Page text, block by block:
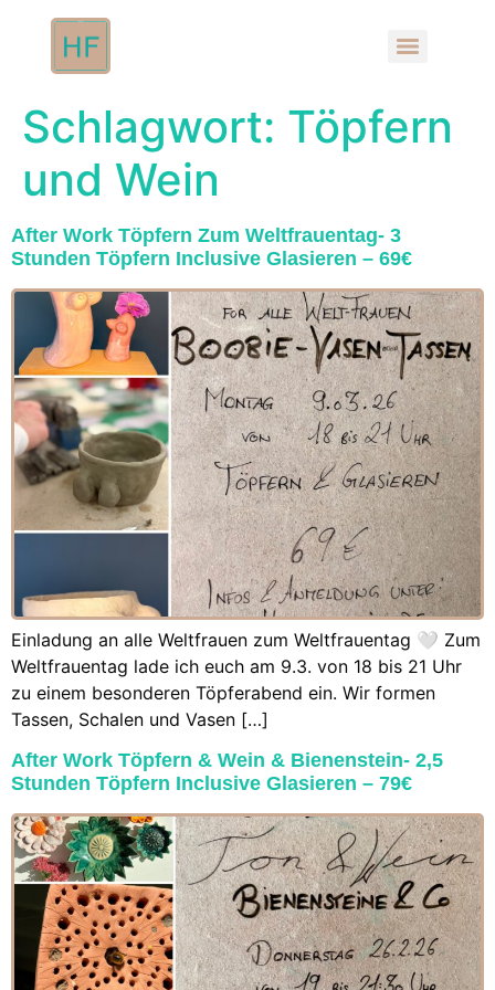
Schlagwort: Töpfern
und Wein
After Work Töpfern Zum Weltfrauentag- 3
Stunden Töpfern Inclusive Glasieren – 69€
Einladung an alle Weltfrauen zum Weltfrauentag 🤍 Zum
Weltfrauentag lade ich euch am 9.3. von 18 bis 21 Uhr
zu einem besonderen Töpferabend ein. Wir formen
Tassen, Schalen und Vasen […]
After Work Töpfern & Wein & Bienenstein- 2,5
Stunden Töpfern Inclusive Glasieren – 79€